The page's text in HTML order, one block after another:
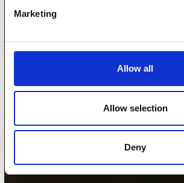
Marketing
Allow all
Allow selection
Deny